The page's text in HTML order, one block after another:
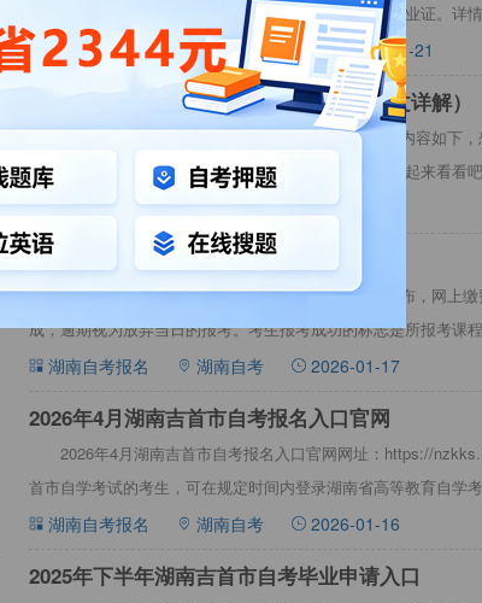
备考复习，争取一次性通过考试，早点拿到湖南自考毕业证。详
考考试时间4月
湖南自考考试时间 湖南自考 2026-01-21
2026年4月湖南吉首市自考报名材料（图文详解）
2026年4月湖南吉首市自考报名材料（图文详解）内容如下
学考试的考生，可提前准备好所需材料报名、报考。一起来看看
材料（图文详解）
湖南自考报名 湖南自考 2026-01-18
2026年4月湖南吉首市自考报名费用多少
2026年4月湖南吉首市自考报名费用多少一门已公布，网上
成，逾期视为放弃当日的报考。考生报考成功的标志是所报考课
见下文：2026年4
湖南自考报名 湖南自考 2026-01-17
2026年4月湖南吉首市自考报名入口官网
2026年4月湖南吉首市自考报名入口官网网址：https://
首市自学考试的考生，可在规定时间内登录湖南省高等教育自学
湖南自考报名 湖南自考 2026-01-16
2025年下半年湖南吉首市自考毕业申请入口